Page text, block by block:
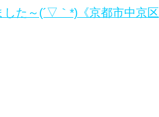
た～(´▽｀*)《京都市中京区